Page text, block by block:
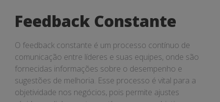
Feedback Constante
O feedback constante é um processo contínuo de
comunicação entre líderes e suas equipes, onde são
fornecidas informações sobre o desempenho e
sugestões de melhoria. Esse processo é vital para a
objetividade nos negócios, pois permite ajustes